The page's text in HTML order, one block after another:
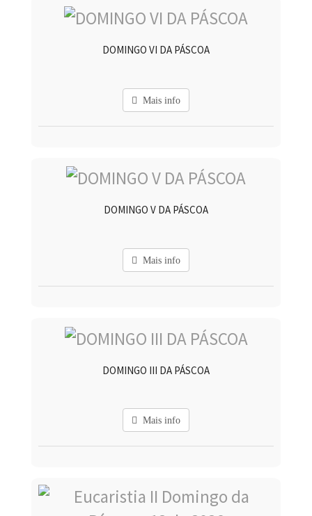
DOMINGO VI DA PÁSCOA
Mais info
DOMINGO V DA PÁSCOA
Mais info
DOMINGO III DA PÁSCOA
Mais info